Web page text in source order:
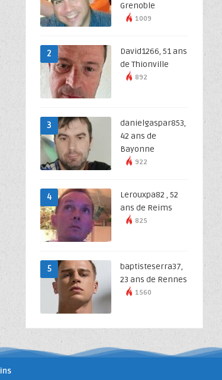
Grenoble
1009
2
David1266, 51 ans
de Thionville
892
3
danielgaspar853,
42 ans de
Bayonne
922
4
Lerouxpa82 , 52
ans de Reims
825
5
baptisteserra37,
23 ans de Rennes
1560